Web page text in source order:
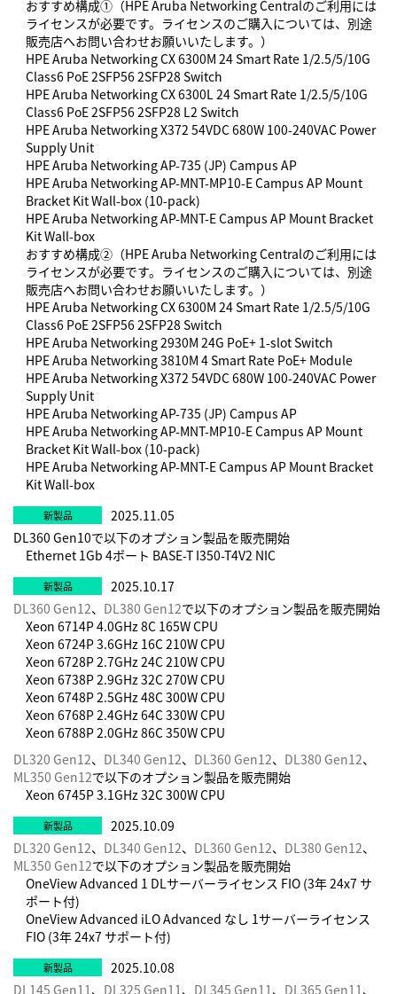
おすすめ構成①（HPE Aruba Networking Centralのご利用には
ライセンスが必要です。ライセンスのご購入については、別途
販売店へお問い合わせお願いいたします。）
HPE Aruba Networking CX 6300M 24 Smart Rate 1/2.5/5/10G
Class6 PoE 2SFP56 2SFP28 Switch
HPE Aruba Networking CX 6300L 24 Smart Rate 1/2.5/5/10G
Class6 PoE 2SFP56 2SFP28 L2 Switch
HPE Aruba Networking X372 54VDC 680W 100-240VAC Power
Supply Unit
HPE Aruba Networking AP-735 (JP) Campus AP
HPE Aruba Networking AP-MNT-MP10-E Campus AP Mount
Bracket Kit Wall-box (10-pack)
HPE Aruba Networking AP-MNT-E Campus AP Mount Bracket
Kit Wall-box
おすすめ構成②（HPE Aruba Networking Centralのご利用には
ライセンスが必要です。ライセンスのご購入については、別途
販売店へお問い合わせお願いいたします。）
HPE Aruba Networking CX 6300M 24 Smart Rate 1/2.5/5/10G
Class6 PoE 2SFP56 2SFP28 Switch
HPE Aruba Networking 2930M 24G PoE+ 1-slot Switch
HPE Aruba Networking 3810M 4 Smart Rate PoE+ Module
HPE Aruba Networking X372 54VDC 680W 100-240VAC Power
Supply Unit
HPE Aruba Networking AP-735 (JP) Campus AP
HPE Aruba Networking AP-MNT-MP10-E Campus AP Mount
Bracket Kit Wall-box (10-pack)
HPE Aruba Networking AP-MNT-E Campus AP Mount Bracket
Kit Wall-box
2025.11.05
DL360 Gen10で以下のオプション製品を販売開始
Ethernet 1Gb 4ポート BASE-T I350-T4V2 NIC
2025.10.17
DL360 Gen12、 DL380 Gen12で以下のオプション製品を販売開始
Xeon 6714P 4.0GHz 8C 165W CPU
Xeon 6724P 3.6GHz 16C 210W CPU
Xeon 6728P 2.7GHz 24C 210W CPU
Xeon 6738P 2.9GHz 32C 270W CPU
Xeon 6748P 2.5GHz 48C 300W CPU
Xeon 6768P 2.4GHz 64C 330W CPU
Xeon 6788P 2.0GHz 86C 350W CPU
DL320 Gen12、 DL340 Gen12、 DL360 Gen12、 DL380 Gen12、
ML350 Gen12で以下のオプション製品を販売開始
Xeon 6745P 3.1GHz 32C 300W CPU
2025.10.09
DL320 Gen12、 DL340 Gen12、 DL360 Gen12、 DL380 Gen12、
ML350 Gen12で以下のオプション製品を販売開始
OneView Advanced 1 DLサーバーライセンス FIO (3年 24x7 サ
ポート付)
OneView Advanced iLO Advanced なし 1サーバーライセンス
FIO (3年 24x7 サポート付)
2025.10.08
DL145 Gen11、 DL325 Gen11、 DL345 Gen11、 DL365 Gen11、